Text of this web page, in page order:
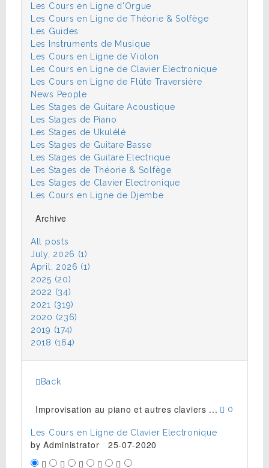
Les Cours en Ligne d'Orgue
Les Cours en Ligne de Théorie & Solfège
Les Guides
Les Instruments de Musique
Les Cours en Ligne de Violon
Les Cours en Ligne de Clavier Electronique
Les Cours en Ligne de Flûte Traversière
News People
Les Stages de Guitare Acoustique
Les Stages de Piano
Les Stages de Ukulélé
Les Stages de Guitare Basse
Les Stages de Guitare Electrique
Les Stages de Théorie & Solfège
Les Stages de Clavier Electronique
Les Cours en Ligne de Djembe
Archive
All posts
July, 2026 (1)
April, 2026 (1)
2025 (20)
2022 (34)
2021 (319)
2020 (236)
2019 (174)
2018 (164)
Back
0
Improvisation au piano et autres claviers ...
Les Cours en Ligne de Clavier Electronique
byAdministrator 25-07-2020